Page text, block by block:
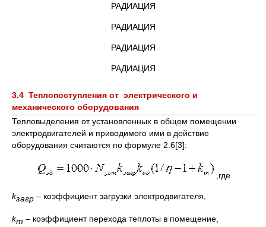
РАДИАЦИЯ
РАДИАЦИЯ
РАДИАЦИЯ
РАДИАЦИЯ
3.4 Теплопоступления от электрического и
механического оборудования
Тепловыделения от установленных в общем помещении
электродвигателей и приводимого ими в действие
оборудования считаются по формуле 2.6[3]:
,где
kзагр – коэффициент загрузки электродвигателя,
kт – коэффициент перехода теплоты в помещение,